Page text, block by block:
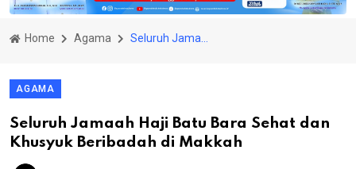
Home Agama
AGAMA
Seluruh Jamaah Haji Batu Bara Sehat dan
Khusyuk Beribadah di Makkah